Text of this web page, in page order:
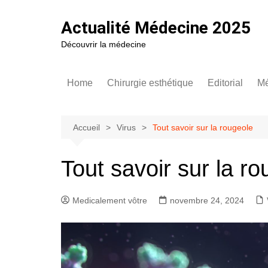
Actualité Médecine 2025
Découvrir la médecine
Home Chirurgie esthétique
Poids
Tendances de la patientèle
Editorial
Accueil Virus Tout savoir sur la rougeole
Tout savoir sur la
Medicalement vôtre novembre 24, 2024